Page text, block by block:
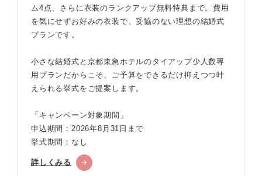
ム4点、さらに衣装のランクアップ無料特典まで。費用
を気にせずお好みの衣装で、妥協のない理想の結婚式
プランです。
小さな結婚式と京都東急ホテルのタイアップ少人数専
用プランだからこそ、ご予算をできるだけ抑えつつ叶
えられる挙式をご提案します。
「キャンペーン対象期間」
申込期間：2026年8月31日まで
挙式期間：なし
詳しくみる